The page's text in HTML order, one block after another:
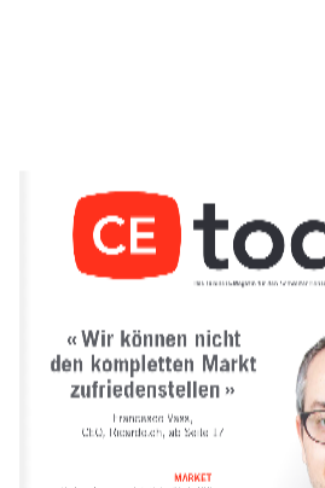
MARKET
« Wir können nicht
den kompletten Markt
zufriedenstellen  »
Francesco Vass,
CEO, Ricardo.ch, ab Seite 17